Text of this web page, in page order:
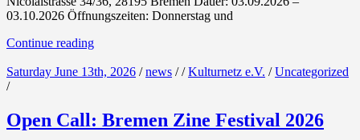
03.10.2026 Öffnungszeiten: Donnerstag und
Continue reading
Saturday June 13th, 2026 /news //Kulturnetz e.V. /Uncategorized
/
Open Call: Bremen Zine Festival 2026